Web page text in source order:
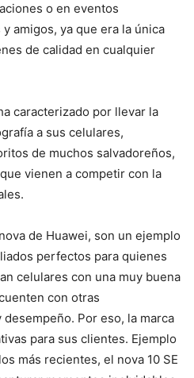
o en eventos
amigos, ya que era la única
de calidad en cualquier
caracterizado por llevar la
a sus celulares,
de muchos salvadoreños,
vienen a competir con la
de Huawei, son un ejemplo
perfectos para quienes
celulares con una muy buena
con otras
Por eso, la marca
para sus clientes. Ejemplo
más recientes, el nova 10 SE